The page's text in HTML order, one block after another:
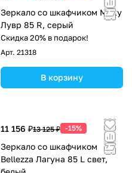
Зеркало со шкафчиком Misty
Лувр 85 R, серый
Скидка 20% в подарок!
Арт. 21318
В корзину
11 156 ₽13 125 ₽ -15%
Зеркало со шкафчиком
Bellezza Лагуна 85 L свет,